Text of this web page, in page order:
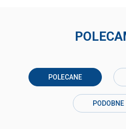
POLECANE
PODOBNE